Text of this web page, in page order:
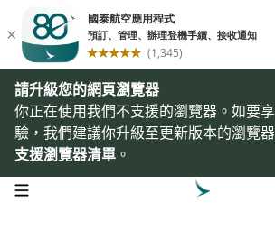
請升級您的網頁瀏覽器
你正在使用我們不支援的瀏覽器。如要
驗，我們建議你升級至更新版本的瀏覽
支援瀏覽器清單 。
open navigation menu